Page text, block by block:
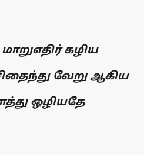
கழிய
வேறு ஆகிய
ஒழியதே